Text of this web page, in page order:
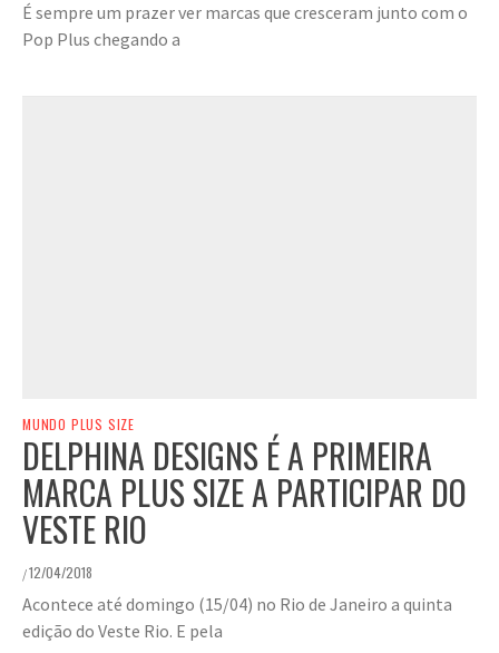
É sempre um prazer ver marcas que cresceram junto com o
Pop Plus chegando a
MUNDO PLUS SIZE
DELPHINA DESIGNS É A PRIMEIRA
MARCA PLUS SIZE A PARTICIPAR DO
VESTE RIO
/12/04/2018
Acontece até domingo (15/04) no Rio de Janeiro a quinta
edição do Veste Rio. E pela